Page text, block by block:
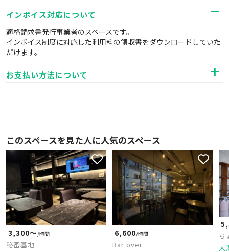
インボイス対応について
適格請求書発行事業者のスペースです。
インボイス制度に対応した利用料の領収書をダウンロードしていた
だけます。
お支払い方法について
このスペースを見た人に人気のスペース
3,300〜/時間
秘密基地
6,600/時間
Bar over
ち
大